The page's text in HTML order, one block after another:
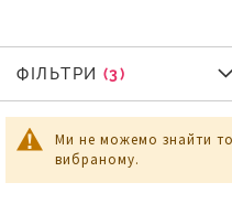
Ми не можемо знайти
вибраному.
ФІЛЬТРИ
ФІЛЬТРИ